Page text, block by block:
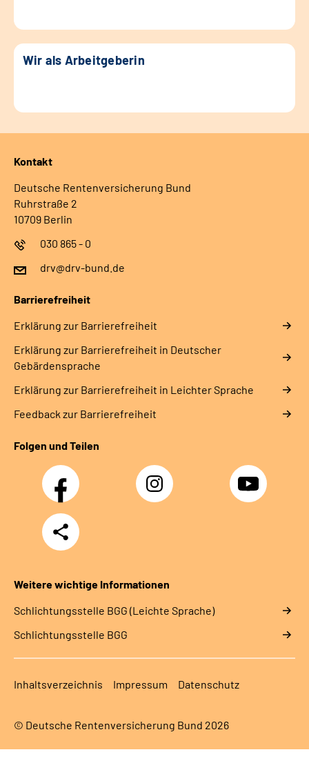
Wir als Arbeitgeberin
Kontakt
Deutsche Rentenversicherung Bund
Ruhrstraße 2
10709 Berlin
030 865 - 0
drv@drv-bund.de
Barrierefreiheit
Erklärung zur Barrierefreiheit
Erklärung zur Barrierefreiheit in Deutscher
Gebärdensprache
Erklärung zur Barrierefreiheit in Leichter Sprache
Feedback zur Barrierefreiheit
Folgen und Teilen
Facebook Instagram YouTube
Teilen
Weitere wichtige Informationen
Schlich­tungs­stel­le BGG (Leichte Sprache)
Schlich­tungs­stel­le BGG
Inhaltsverzeichnis Impressum Datenschutz
© Deutsche Rentenversicherung Bund 2026